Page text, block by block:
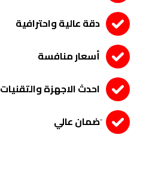
دقة عالية واحترافية
أسعار منافسة
احدث الاجهزة والتقنيات
َضمان عالي